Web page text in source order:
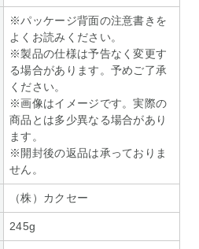
※パッケージ背面の注意書きを
よくお読みください。
※製品の仕様は予告なく変更す
る場合があります。予めご了承
ください。
※画像はイメージです。実際の
商品とは多少異なる場合があり
ます。
※開封後の返品は承っておりま
せん。
（株）カクセー
245g